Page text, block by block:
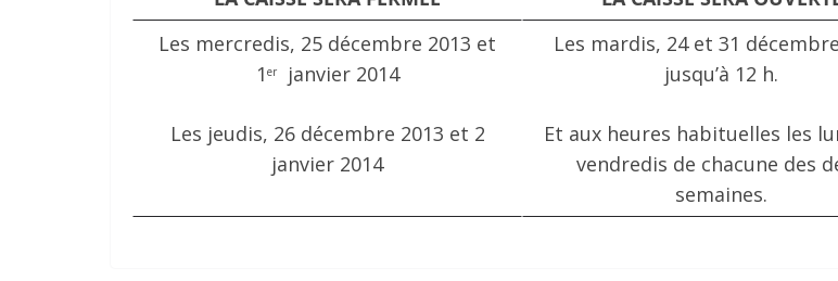
Les mercredis, 25 décembre 2013 et
1 erjanvier 2014
Les jeudis, 26 décembre 2013 et 2
janvier 2014
Les mardis, 24 et 31
jusqu’à 12 h.
Et aux heures habituelles les
vendredis de chacune des
semaines.